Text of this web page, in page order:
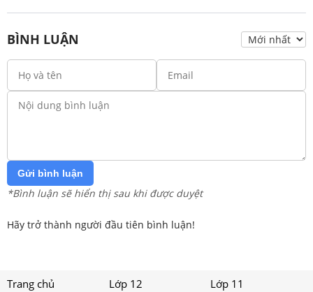
BÌNH LUẬN
Gửi bình luận
*Bình luận sẽ hiển thị sau khi được duyệt
Hãy trở thành người đầu tiên bình luận!
Trang chủ Lớp 12
Lớp 11